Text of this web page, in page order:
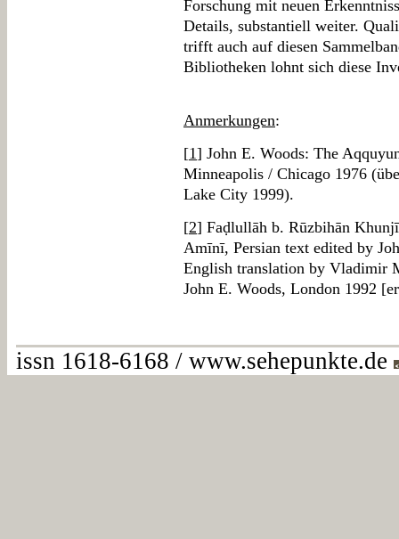
Forschung mit neuen
Details, substantiell weiter.
trifft auch auf diesen
Bibliotheken lohnt sich diese
Anmerkungen:
[1] John E. Woods: The
Minneapolis / Chicago 1976
Lake City 1999).
[2] Faḍlullāh b. Rūzbihān
Amīnī, Persian text edited by
English translation by Vladimir
John E. Woods, London 1992
issn 1618-6168 / www.sehepunkte.de